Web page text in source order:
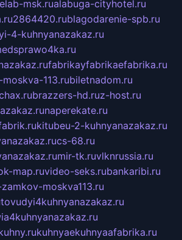
msk.rualabuga-cityhotel.ru
2864420.rublagodarenie-spb.ru
4-kuhnyanazakaz.ru
fabrikayfabrikaefabrika.ru
113.rubiletnadom.ru
brazzers-hd.ruz-host.ru
naperekate.ru
kitubeu-2-kuhnyanazakaz.ru
cs-68.ru
mir-tk.ruvlknrussia.ru
map.ruvideo-seks.rubankaribi.ru
moskva113.ru
tovudyi4kuhnyanazakaz.ru
kuhnyaekuhnyaafabrika.ru